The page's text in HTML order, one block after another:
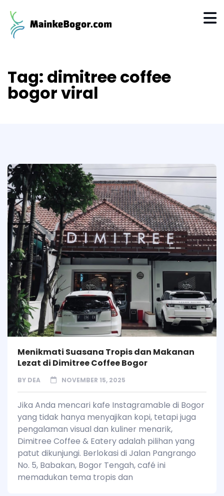
Tag: dimitree coffee
bogor viral
Menikmati Suasana Tropis dan Makanan
Lezat di Dimitree Coffee Bogor
BY DEA NOVEMBER 15, 2025
Jika Anda mencari kafe Instagramable di Bogor
yang tidak hanya menyajikan kopi, tetapi juga
pengalaman visual dan kuliner menarik,
Dimitree Coffee & Eatery adalah pilihan yang
patut dikunjungi. Berlokasi di Jalan Pangrango
No. 5, Babakan, Bogor Tengah, café ini
memadukan tema tropis dan